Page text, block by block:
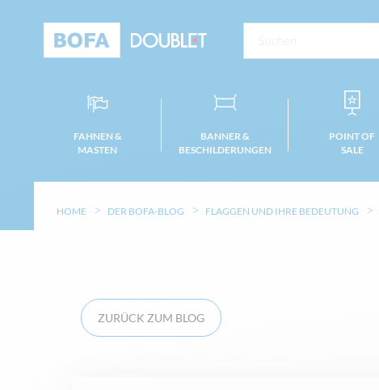
FAHNEN &
MASTEN
BANNER &
BESCHILDERUNGEN
POINT OF
SALE
HOME DER BOFA-BLOG FLAGGEN UND IHRE BEDEUTUNG
ZURÜCK ZUM BLOG